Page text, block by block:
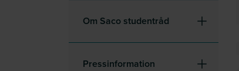
Om Saco studentråd
Pressinformation